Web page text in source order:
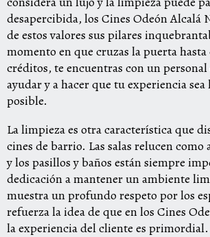
desapercibida, los Cines Odeón Alcalá
de estos valores sus pilares
momento en que cruzas la puerta
créditos, te encuentras con un
ayudar y a hacer que tu experiencia
posible.
La limpieza es otra característica que
cines de barrio. Las salas relucen como
y los pasillos y baños están siempre
dedicación a mantener un ambiente
muestra un profundo respeto por los
refuerza la idea de que en los Cines
la experiencia del cliente es primordial.